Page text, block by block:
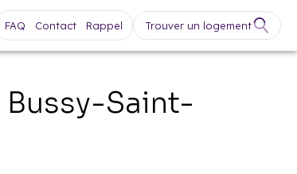
FAQ Contact Rappel Trouver un logement
Bussy-Saint-